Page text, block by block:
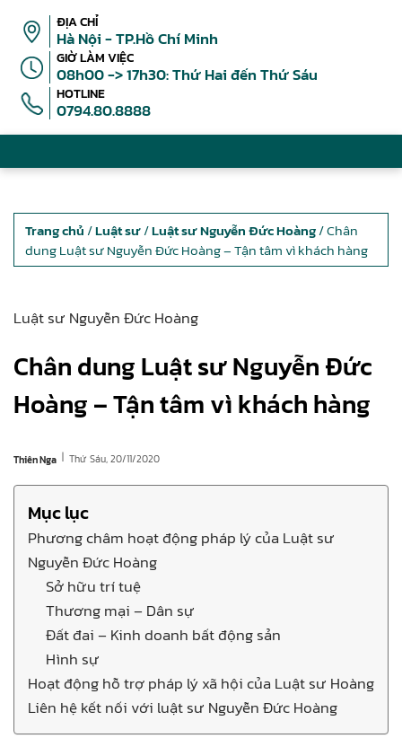
ĐỊA CHỈ
Hà Nội - TP.Hồ Chí Minh
GIỜ LÀM VIỆC
08h00 -> 17h30: Thứ Hai đến Thứ Sáu
HOTLINE
0794.80.8888
Trang chủ /Luật sư/Luật sư Nguyễn Đức Hoàng/ Chân
dung Luật sư Nguyễn Đức Hoàng – Tận tâm vì khách hàng
Luật sư Nguyễn Đức Hoàng
Chân dung Luật sư Nguyễn Đức
Hoàng – Tận tâm vì khách hàng
Thiên Nga | Thứ Sáu, 20/11/2020
Mục lục
Phương châm hoạt động pháp lý của Luật sư
Nguyễn Đức Hoàng
Sở hữu trí tuệ
Thương mại – Dân sự
Đất đai – Kinh doanh bất động sản
Hình sự
Hoạt động hỗ trợ pháp lý xã hội của Luật sư Hoàng
Liên hệ kết nối với luật sư Nguyễn Đức Hoàng